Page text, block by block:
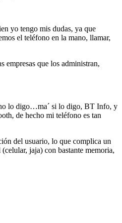
yo tengo mis dudas, ya que
el teléfono en la mano, llamar,
empresas que los administran,
lo digo…ma´ si lo digo, BT Info, y
de hecho mi teléfono es tan
del usuario, lo que complica un
jaja) con bastante memoria,